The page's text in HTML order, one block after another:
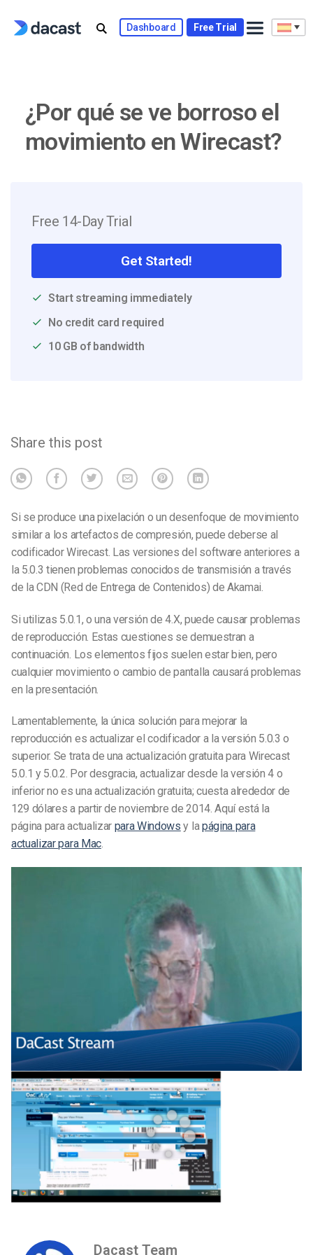
Dashboard Free Trial
¿Por qué se ve borroso el
movimiento en Wirecast?
Free 14-Day Trial
Get Started!
Start streaming immediately
No credit card required
10 GB of bandwidth
Share this post
Si se produce una pixelación o un desenfoque de movimiento
similar a los artefactos de compresión, puede deberse al
codificador Wirecast. Las versiones del software anteriores a
la 5.0.3 tienen problemas conocidos de transmisión a través
de la CDN (Red de Entrega de Contenidos) de Akamai.
Si utilizas 5.0.1, o una versión de 4.X, puede causar problemas
de reproducción. Estas cuestiones se demuestran a
continuación. Los elementos fijos suelen estar bien, pero
cualquier movimiento o cambio de pantalla causará problemas
en la presentación.
Lamentablemente, la única solución para mejorar la
reproducción es actualizar el codificador a la versión 5.0.3 o
superior. Se trata de una actualización gratuita para Wirecast
5.0.1 y 5.0.2. Por desgracia, actualizar desde la versión 4 o
inferior no es una actualización gratuita; cuesta alrededor de
129 dólares a partir de noviembre de 2014. Aquí está la
página para actualizar para Windows y lapágina para
actualizar para Mac.
Dacast Team